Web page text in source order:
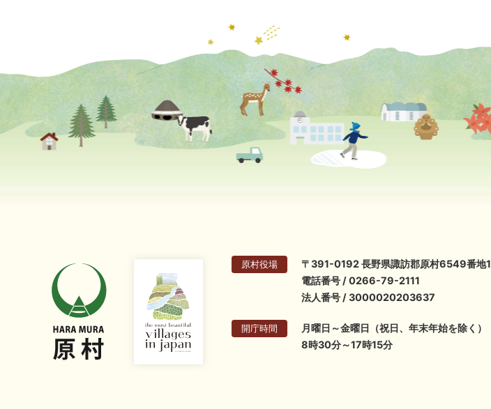
原村役場
〒391-0192 長野県諏訪郡原村6549番地1
電話番号 / 0266-79-2111
法人番号 / 3000020203637
開庁時間
月曜日～金曜日（祝日、年末年始を除く）
8時30分～17時15分